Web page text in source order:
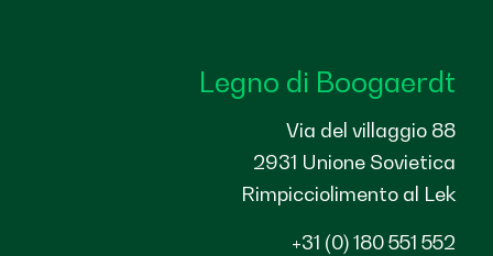
Legno di Boogaerdt
Via del villaggio 88
2931 Unione Sovietica
Rimpicciolimento al Lek
+31 (0) 180 551 552